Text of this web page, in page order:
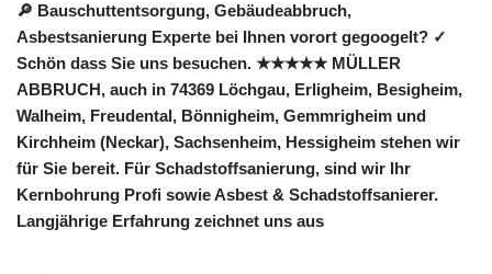
🔎 Bauschuttentsorgung, Gebäudeabbruch,
Asbestsanierung Experte bei Ihnen vorort gegoogelt? ✓
Schön dass Sie uns besuchen. ★★★★★ MÜLLER
ABBRUCH, auch in 74369 Löchgau, Erligheim, Besigheim,
Walheim, Freudental, Bönnigheim, Gemmrigheim und
Kirchheim (Neckar), Sachsenheim, Hessigheim stehen wir
für Sie bereit. Für Schadstoffsanierung, sind wir Ihr
Kernbohrung Profi sowie Asbest & Schadstoffsanierer.
Langjährige Erfahrung zeichnet uns aus